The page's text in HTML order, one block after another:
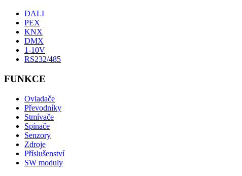
DALI
PEX
KNX
DMX
1-10V
RS232/485
FUNKCE
Ovladače
Převodníky
Stmívače
Spínače
Senzory
Zdroje
Příslušenství
SW moduly